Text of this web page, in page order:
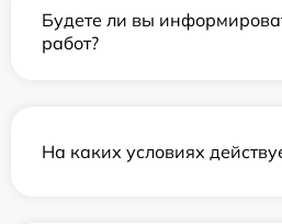
Будете ли вы
работ?
На каких условиях